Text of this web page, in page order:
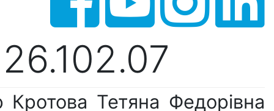
Тетяна Федорівна